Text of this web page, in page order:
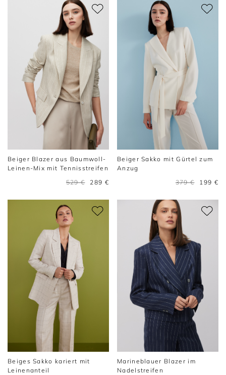
Beiger Blazer aus Baumwoll-
Leinen-Mix mit Tennisstreifen
529 €
289 €
Beiger Sakko mit Gürtel zum
Anzug
379 €
199 €
Beiges Sakko kariert mit
Leinenanteil
Marineblauer Blazer im
Nadelstreifen